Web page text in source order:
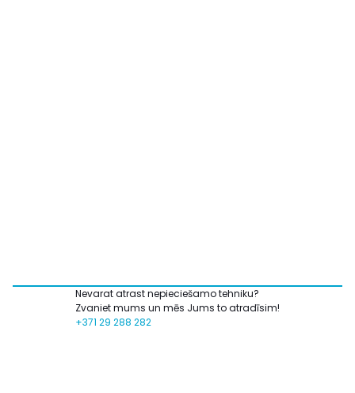
Nevarat atrast nepieciešamo tehniku?
Zvaniet mums un mēs Jums to atradīsim!
+371 29 288 282